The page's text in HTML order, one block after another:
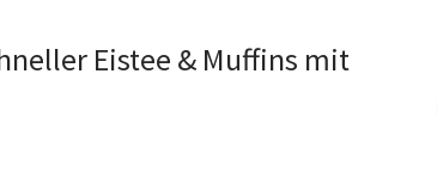
Eistee & Muffins mit